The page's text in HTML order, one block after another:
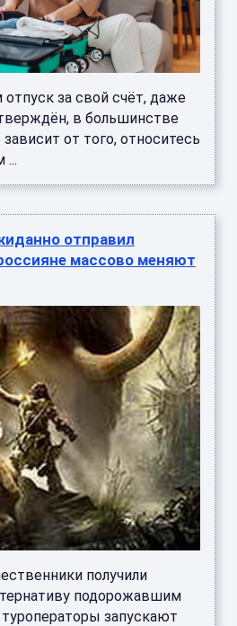
за свой счёт, даже
в большинстве
от того, относитесь
...
отправил
массово меняют
получили
подорожавшим
запускают